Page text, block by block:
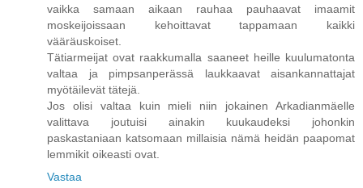
vaikka samaan aikaan rauhaa pauhaavat imaamit
moskeijoissaan kehoittavat tappamaan kaikki
vääräuskoiset.
Tätiarmeijat ovat raakkumalla saaneet heille kuulumatonta
valtaa ja pimpsanperässä laukkaavat aisankannattajat
myötäilevät tätejä.
Jos olisi valtaa kuin mieli niin jokainen Arkadianmäelle
valittava joutuisi ainakin kuukaudeksi johonkin
paskastaniaan katsomaan millaisia nämä heidän paapomat
lemmikit oikeasti ovat.
Vastaa